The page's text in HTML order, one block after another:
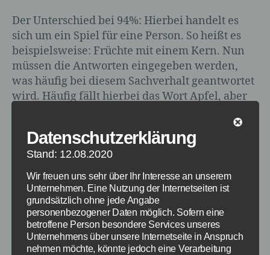
Der Unterschied bei 94%: Hierbei handelt es
sich um ein Spiel für eine Person. So heißt es
beispielsweise: Früchte mit einem Kern. Nun
müssen die Antworten eingegeben werden,
was häufig bei diesem Sachverhalt geantwortet
wird. Häufig fällt hierbei das Wort Apfel, aber
müssen mehr Antworten gefunden werden.
Datenschutzerklärung
Stand: 12.08.2020
Wir freuen uns sehr über Ihr Interesse an unserem
Unternehmen. Eine Nutzung der Internetseiten ist
grundsätzlich ohne jede Angabe
personenbezogener Daten möglich. Sofern eine
betroffene Person besondere Services unseres
Unternehmens über unsere Internetseite in Anspruch
nehmen möchte, könnte jedoch eine Verarbeitung